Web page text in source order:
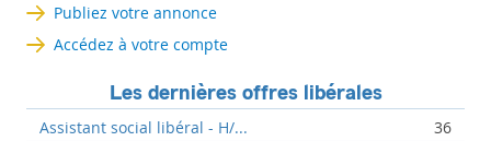
Publiez votre annonce
Accédez à votre compte
Les dernières offres libérales
Assistant social libéral - H/...
36